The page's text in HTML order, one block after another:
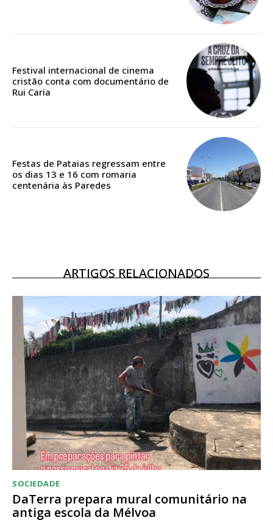
DIGITAL ANUAL
16€
Acesso ao conteúdo online
Acesso aos conteúdos Exclusivos para
Festival internacional de cinema
cristão conta com documentário de
Rui Caria
Festas de Pataias regressam entre
os dias 13 e 16 com romaria
centenária às Paredes
ARTIGOS RELACIONADOS
SOCIEDADE
DaTerra prepara mural comunitário na
antiga escola da Mélvoa